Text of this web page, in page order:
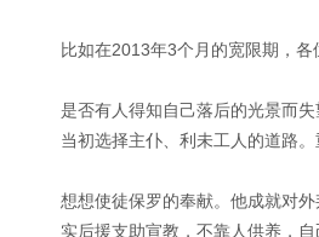
比如在2013年3个月的宽限期，
是否有人得知自己落后的光景而
当初选择主仆、利未工人的道路
想想使徒保罗的奉献。他成就对
实后援支助宣教，不靠人供养，